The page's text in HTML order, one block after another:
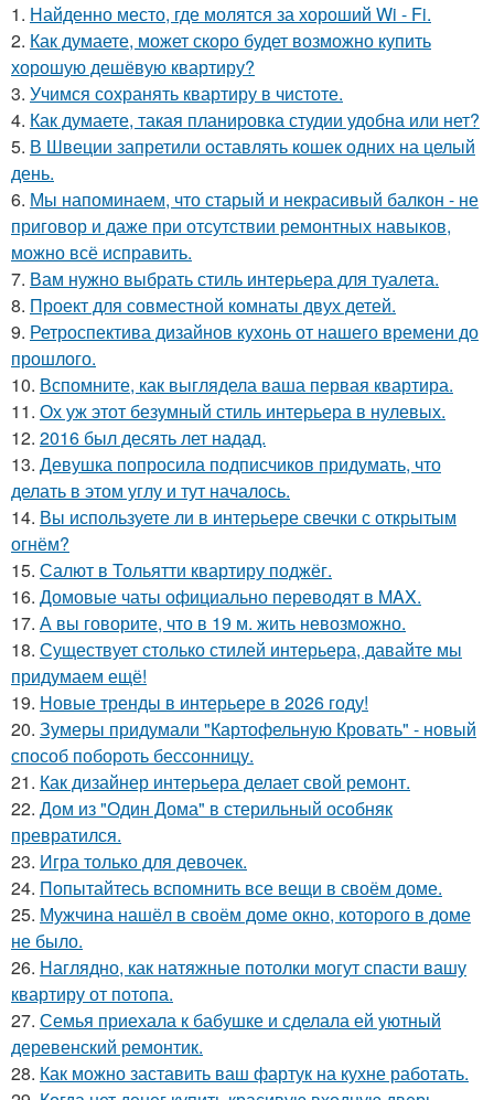
1. Найденно место, где молятся за хороший Wi - Fi.
2. Как думаете, может скоро будет возможно купить
хорошую дешёвую квартиру?
3. Учимся сохранять квартиру в чистоте.
4. Как думаете, такая планировка студии удобна или нет?
5. В Швеции запретили оставлять кошек одних на целый
день.
6. Мы напоминаем, что старый и некрасивый балкон - не
приговор и даже при отсутствии ремонтных навыков,
можно всё исправить.
7. Вам нужно выбрать стиль интерьера для туалета.
8. Проект для совместной комнаты двух детей.
9. Ретроспектива дизайнов кухонь от нашего времени до
прошлого.
10. Вспомните, как выглядела ваша первая квартира.
11. Ох уж этот безумный стиль интерьера в нулевых.
12. 2016 был десять лет надад.
13. Девушка попросила подписчиков придумать, что
делать в этом углу и тут началось.
14. Вы используете ли в интерьере свечки с открытым
огнём?
15. Салют в Тольятти квартиру поджёг.
16. Домовые чаты официально переводят в MAX.
17. А вы говорите, что в 19 м. жить невозможно.
18. Существует столько стилей интерьера, давайте мы
придумаем ещё!
19. Новые тренды в интерьере в 2026 году!
20. Зумеры придумали "Картофельную Кровать" - новый
способ побороть бессонницу.
21. Как дизайнер интерьера делает свой ремонт.
22. Дом из "Один Дома" в стерильный особняк
превратился.
23. Игра только для девочек.
24. Попытайтесь вспомнить все вещи в своём доме.
25. Мужчина нашёл в своём доме окно, которого в доме
не было.
26. Наглядно, как натяжные потолки могут спасти вашу
квартиру от потопа.
27. Семья приехала к бабушке и сделала ей уютный
деревенский ремонтик.
28. Как можно заставить ваш фартук на кухне работать.